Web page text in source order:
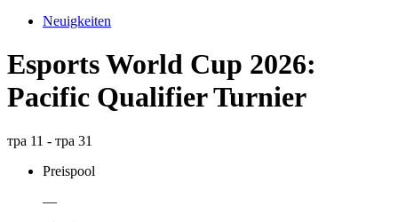
Neuigkeiten
Esports World Cup 2026:
Pacific Qualifier Turnier
тра 11 - тра 31
Preispool
—